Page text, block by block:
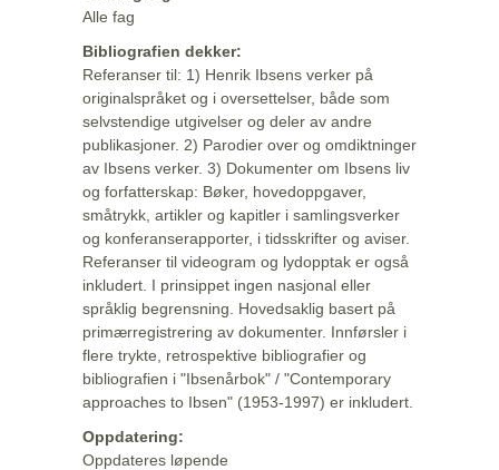
Alle fag
Bibliografien dekker:
Referanser til: 1) Henrik Ibsens verker på
originalspråket og i oversettelser, både som
selvstendige utgivelser og deler av andre
publikasjoner. 2) Parodier over og omdiktninger
av Ibsens verker. 3) Dokumenter om Ibsens liv
og forfatterskap: Bøker, hovedoppgaver,
småtrykk, artikler og kapitler i samlingsverker
og konferanserapporter, i tidsskrifter og aviser.
Referanser til videogram og lydopptak er også
inkludert. I prinsippet ingen nasjonal eller
språklig begrensning. Hovedsaklig basert på
primærregistrering av dokumenter. Innførsler i
flere trykte, retrospektive bibliografier og
bibliografien i "Ibsenårbok" / "Contemporary
approaches to Ibsen" (1953-1997) er inkludert.
Oppdatering:
Oppdateres løpende